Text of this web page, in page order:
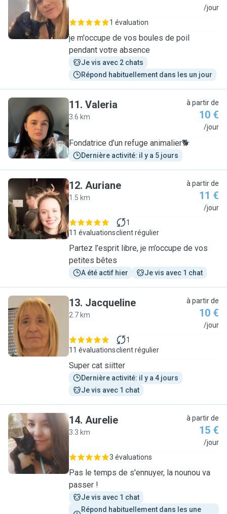
F
/jour
1 évaluation
je m'occupe de vos boules de poil
pendant votre absence
Je vis avec 2 chats
Répond habituellement dans les un jour
V
11. Valeria
3.6 km
à partir de
10 €
/jour
Fondatrice d’un refuge animalier🐕
Dernière activité: il y a 5 jours
A
12. Auriane
1.5 km
à partir de
11 €
/jour
11 évaluations
1
client régulier
Partez l’esprit libre, je m’occupe de vos
petites bêtes
A été actif hier Je vis avec 1 chat
J
13. Jacqueline
2.7 km
à partir de
10 €
/jour
11 évaluations
1
client régulier
Super cat siitter
Dernière activité: il y a 4 jours
Je vis avec 1 chat
A
14. Aurelie
3.3 km
à partir de
15 €
/jour
3 évaluations
Pas le temps de s'ennuyer, la nounou va
passer !
Je vis avec 1 chat
Répond habituellement dans les une